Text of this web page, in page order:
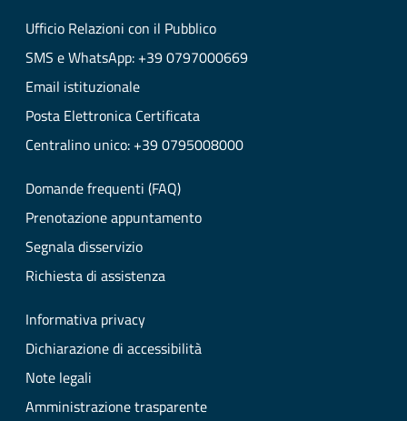
Ufficio Relazioni con il Pubblico
SMS e WhatsApp: +39 0797000669
Email istituzionale
Posta Elettronica Certificata
Centralino unico: +39 0795008000
Domande frequenti (FAQ)
Prenotazione appuntamento
Segnala disservizio
Richiesta di assistenza
Informativa privacy
Dichiarazione di accessibilità
Note legali
Amministrazione trasparente